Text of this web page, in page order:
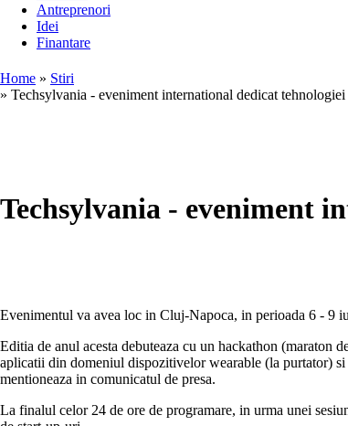
Antreprenori
Idei
Finantare
Home » Stiri
» Techsylvania - eveniment international dedicat
Techsylvania - eveniment
Evenimentul va avea loc in Cluj-Napoca, in perioada 6 - 9
Editia de anul acesta debuteaza cu un hackathon (maraton
aplicatii din domeniul dispozitivelor wearable (la purtator)
mentioneaza in comunicatul de presa.
La finalul celor 24 de ore de programare, in urma unei